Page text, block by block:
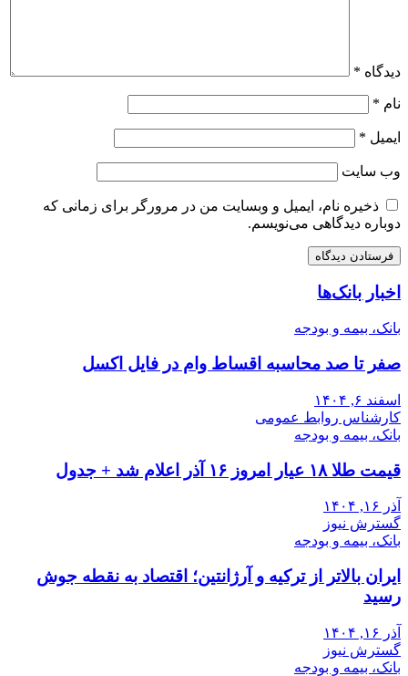
دیدگاه *
نام *
ایمیل *
وب‌ سایت
ذخیره نام، ایمیل و وبسایت من در مرورگر برای زمانی که
دوباره دیدگاهی می‌نویسم.
اخبار بانک‌ها
بانک، بیمه و بودجه
صفر تا صد محاسبه اقساط وام در فایل اکسل
اسفند ۶, ۱۴۰۴
کارشناس روابط عمومی
بانک، بیمه و بودجه
قیمت طلا ۱۸ عیار امروز ۱۶ آذر اعلام شد + جدول
آذر ۱۶, ۱۴۰۴
گسترش نیوز
بانک، بیمه و بودجه
ایران بالاتر از ترکیه و آرژانتین؛ اقتصاد به نقطه جوش
رسید
آذر ۱۶, ۱۴۰۴
گسترش نیوز
بانک، بیمه و بودجه